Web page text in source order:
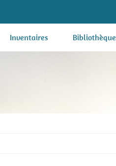
Inventaires Bibliothèque